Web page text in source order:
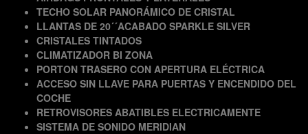
TECHO SOLAR PANORÁMICO DE CRISTAL
LLANTAS DE 20´´ACABADO SPARKLE SILVER
CRISTALES TINTADOS
CLIMATIZADOR BI ZONA
PORTON TRASERO CON APERTURA ELÉCTRICA
ACCESO SIN LLAVE PARA PUERTAS Y ENCENDIDO DEL
COCHE
RETROVISORES ABATIBLES ELECTRICAMENTE
SISTEMA DE SONIDO MERIDIAN